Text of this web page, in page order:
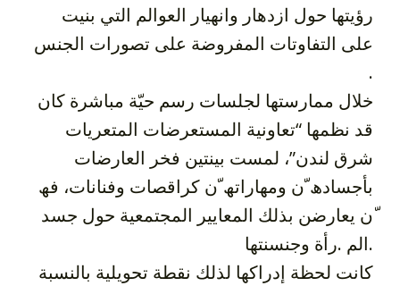
رؤیتھا حول ازدھار وانھیار العوالم التي بنیت
على التفاوتات المفروضة على تصورات الجنس
.
خلال ممارستھا لجلسات رسم حیّة مباشرة كان
قد نظمھا “تعاونیة المستعرضات المتعریات
شرق لندن”، لمست بینتین فخر العارضات
بأجسادھ ّن ومھاراتھ ّن كراقصات وفنانات، فھ
ّن یعارضن بذلك المعاییر المجتمعیة حول جسد
الم .رأة وجنسنتھا.
كانت لحظة إدراكھا لذلك نقطة تحویلیة بالنسبة